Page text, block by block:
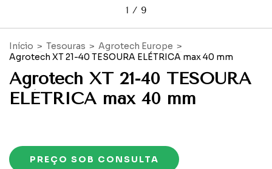
1 / 9
Início > Tesouras > Agrotech Europe >
Agrotech XT 21-40 TESOURA ELÉTRICA max 40 mm
Agrotech XT 21-40 TESOURA
ELÉTRICA max 40 mm